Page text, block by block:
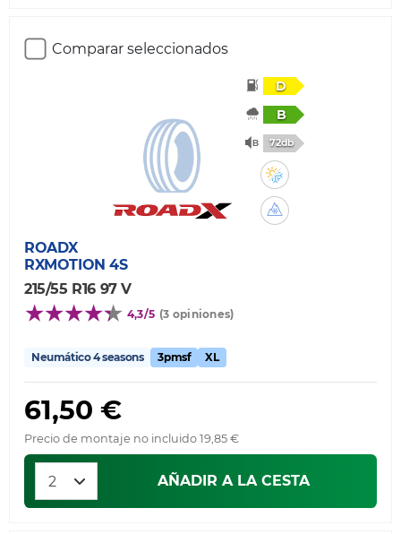
Comparar seleccionados
D
B
72db
ROADX
RXMOTION 4S
215/55 R16 97 V
4,3/5 (3 opiniones)
Neumático 4 seasons 3pmsf XL
61,50 €
Precio de montaje no incluido 19,85 €
AÑADIR A LA CESTA